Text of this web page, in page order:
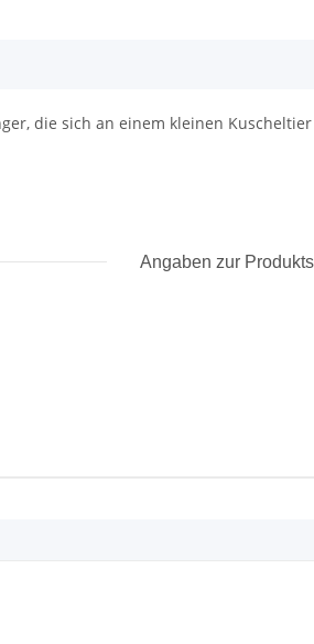
die sich an einem kleinen
Angaben zur